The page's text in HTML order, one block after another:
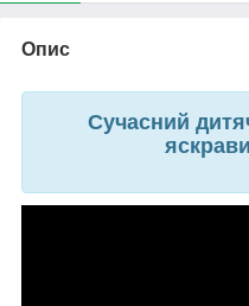
Опис
Сучасний